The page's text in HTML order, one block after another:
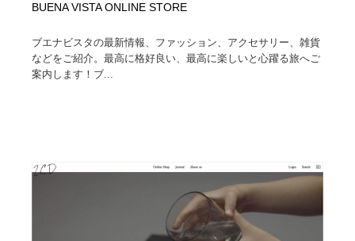
BUENA VISTA ONLINE STORE
ブエナビスタの最新情報、ファッション、アクセサリー、雑貨
などをご紹介。最高に格好良い、最高に楽しいと心躍る旅へご
案内します！ブ...